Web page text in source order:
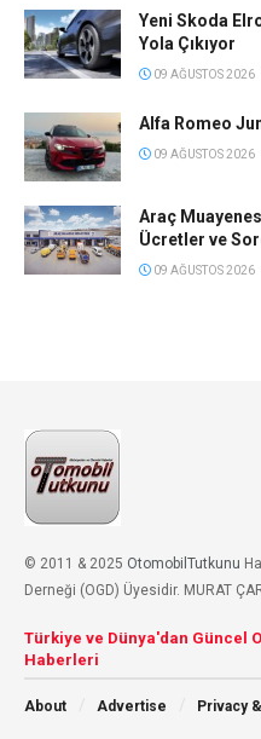
Yeni Skoda
Yola Çıkıyor
09 AĞUSTOS 2026
Alfa Romeo
09 AĞUSTOS 2026
Araç
Ücretler ve
09 AĞUSTOS 2026
© 2011 & 2025 OtomobilTutkunu
Derneği (OGD) Üyesidir. MURAT
Türkiye ve Dünya'dan Güncel
Haberleri
About Advertise Privacy